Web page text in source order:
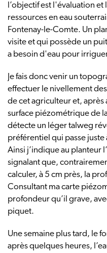
l’objectif est l'évaluation et
ressources en eau
Fontenay-le-Comte. Un
visite et qui possède un
a besoin d'eau pour
Je fais donc venir un
effectuer le nivellement
de cet agriculteur et, après
surface piézométrique de
détecte un léger talweg
préférentiel qui passe juste
Ainsi j’indique au planteur
signalant que,
calculer, à 5 cm près, la
Consultant ma carte
profondeur qu’il grave,
piquet.
Une semaine plus tard, le
après quelques heures,